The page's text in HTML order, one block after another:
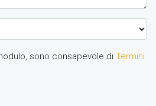
sono consapevole di Termini